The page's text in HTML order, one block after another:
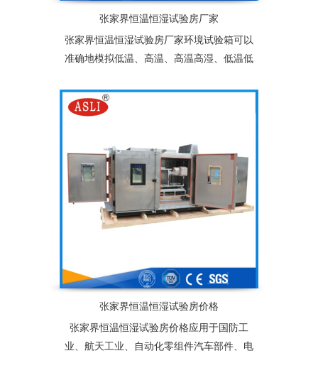
张家界恒温恒湿试验房厂家
张家界恒温恒湿试验房厂家环境试验箱可以
准确地模拟低温、高温、高温高湿、低温低
子、食品、服装、车辆、金属、化学、建材
等多种行业的产品可靠性检测
张家界恒温恒湿试验房价格
张家界恒温恒湿试验房价格应用于国防工
业、航天工业、自动化零组件汽车部件、电